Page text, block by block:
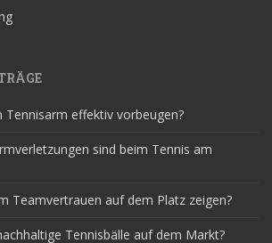
Tennisarm effektiv vorbeugen?
sind beim Tennis am
Teamvertrauen auf dem Platz zeigen?
Tennisbälle auf dem Markt?